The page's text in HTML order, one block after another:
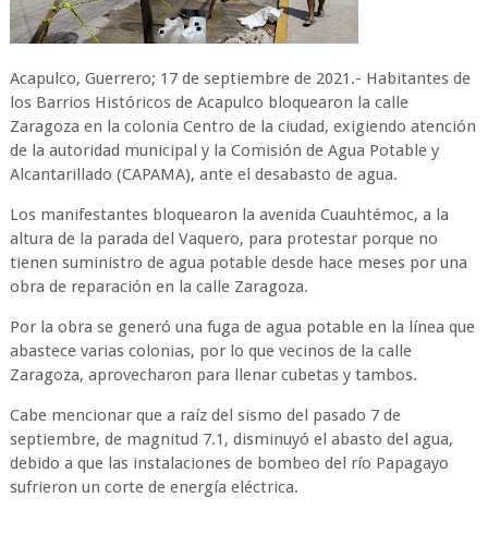
Acapulco, Guerrero; 17 de septiembre de 2021.- Habitantes de
los Barrios Históricos de Acapulco bloquearon la calle
Zaragoza en la colonia Centro de la ciudad, exigiendo atención
de la autoridad municipal y la Comisión de Agua Potable y
Alcantarillado (CAPAMA), ante el desabasto de agua.
Los manifestantes bloquearon la avenida Cuauhtémoc, a la
altura de la parada del Vaquero, para protestar porque no
tienen suministro de agua potable desde hace meses por una
obra de reparación en la calle Zaragoza.
Por la obra se generó una fuga de agua potable en la línea que
abastece varias colonias, por lo que vecinos de la calle
Zaragoza, aprovecharon para llenar cubetas y tambos.
Cabe mencionar que a raíz del sismo del pasado 7 de
septiembre, de magnitud 7.1, disminuyó el abasto del agua,
debido a que las instalaciones de bombeo del río Papagayo
sufrieron un corte de energía eléctrica.